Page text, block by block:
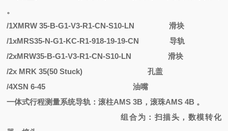
。
/1XMRW 35-B-G1-V3-R1-CN-S10-LN
滑块
/1xMRS35-N-G1-KC-R1-918-19-19-CN
导轨
/2xMRW35-B-G1-V3-R1-CN-S10-LN
滑块
/2x MRK 35(50 Stuck)
孔盖
/4XSN 6-45
油嘴
一体式行程测量系统导轨：滚柱AMS 3B，滚珠AMS 4B 。
组合为：扫描头，数模转化